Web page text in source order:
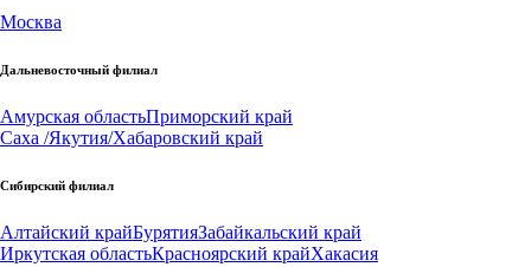
Москва
Дальневосточный филиал
Амурская областьПриморский край
Саха /Якутия/Хабаровский край
Сибирский филиал
Алтайский крайБурятияЗабайкальский край
Иркутская областьКрасноярский крайХакасия